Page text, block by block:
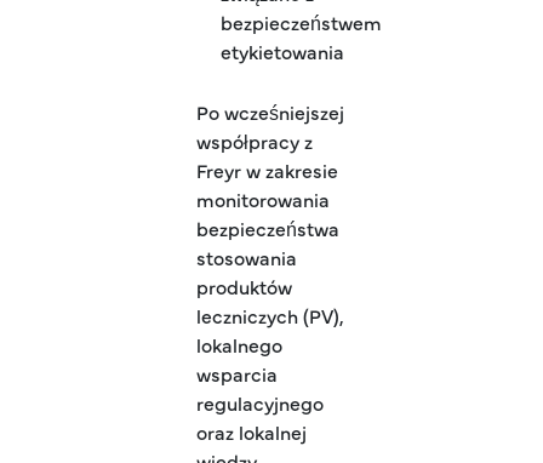
bezpieczeństwem
etykietowania
Po wcześniejszej
współpracy z
Freyr w zakresie
monitorowania
bezpieczeństwa
stosowania
produktów
leczniczych (PV),
lokalnego
wsparcia
regulacyjnego
oraz lokalnej